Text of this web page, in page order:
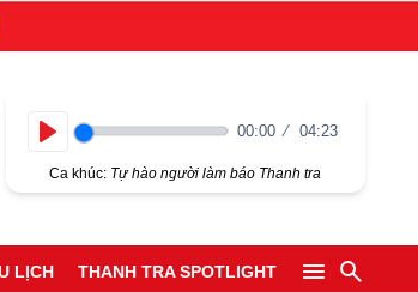
00:00 04:23
Ca khúc: Tự hào người làm báo Thanh tra
LỊCH THANH TRA SPOTLIGHT